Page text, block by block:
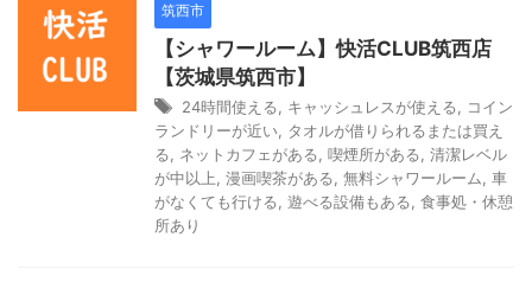
筑西市
【シャワールーム】快活CLUB筑西店
【茨城県筑西市】
24時間使える, キャッシュレスが使える, コイン
ランドリーが近い, タオルが借りられるまたは買え
る, ネットカフェがある, 喫煙所がある, 清潔レベル
が中以上, 漫画喫茶がある, 無料シャワールーム, 車
がなくても行ける, 遊べる設備もある, 食事処・休憩
所あり